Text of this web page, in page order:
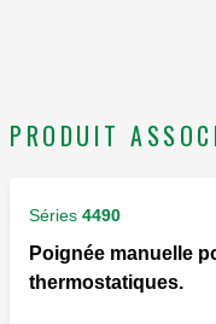
PRODUIT
Séries 4490
Poignée manuelle
thermostatiques.